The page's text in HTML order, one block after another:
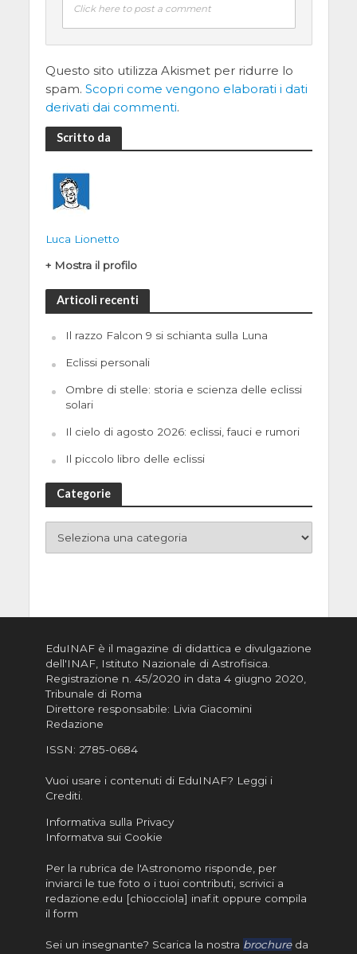
Click here to post a comment
Questo sito utilizza Akismet per ridurre lo
spam. Scopri come vengono elaborati i dati
derivati dai commenti.
Scritto da
Luca Lionetto
+ Mostra il profilo
Articoli recenti
Il razzo Falcon 9 si schianta sulla Luna
Eclissi personali
Ombre di stelle: storia e scienza delle eclissi
solari
Il cielo di agosto 2026: eclissi, fauci e rumori
Il piccolo libro delle eclissi
Categorie
EduINAF è il magazine di didattica e divulgazione
dell'INAF, Istituto Nazionale di Astrofisica
Registrazione n. 45/2020 in data 4 giugno 2020,
Tribunale di Roma
Direttore responsabile: Livia Giacomini
Redazione
ISSN: 2785-0684
Vuoi usare i contenuti di EduINAF? Leggi i
Crediti.
Informativa sulla Privacy
Informatva sui Cookie
Per la rubrica de l'Astronomo risponde, per
inviarci le tue foto o i tuoi contributi, scrivici a
redazione.edu [chiocciola] inaf.it oppure compila
il form
Sei un insegnante? Scarica la nostra brochureda